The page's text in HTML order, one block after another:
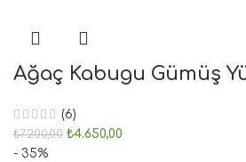
Ağaç Kabugu Gümüş
(6)
₺7.200,00 ₺4.650,00
- 35%